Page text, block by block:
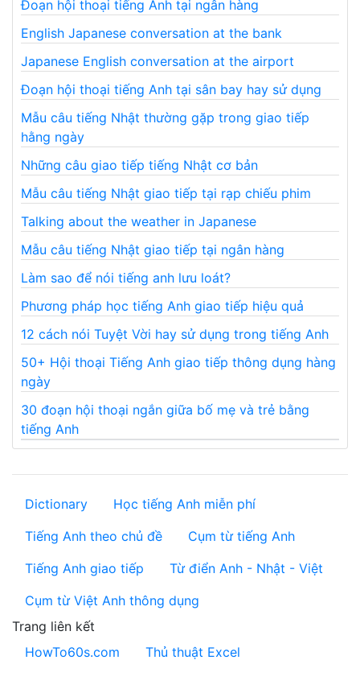
Đoạn hội thoại tiếng Anh tại ngân hàng
English Japanese conversation at the bank
Japanese English conversation at the airport
Đoạn hội thoại tiếng Anh tại sân bay hay sử dụng
Mẫu câu tiếng Nhật thường gặp trong giao tiếp
hằng ngày
Những câu giao tiếp tiếng Nhật cơ bản
Mẫu câu tiếng Nhật giao tiếp tại rạp chiếu phim
Talking about the weather in Japanese
Mẫu câu tiếng Nhật giao tiếp tại ngân hàng
Làm sao để nói tiếng anh lưu loát?
Phương pháp học tiếng Anh giao tiếp hiệu quả
12 cách nói Tuyệt Vời hay sử dụng trong tiếng Anh
50+ Hội thoại Tiếng Anh giao tiếp thông dụng hàng
ngày
30 đoạn hội thoại ngắn giữa bố mẹ và trẻ bằng
tiếng Anh
Dictionary
Học tiếng Anh miễn phí
Tiếng Anh theo chủ đề
Cụm từ tiếng Anh
Tiếng Anh giao tiếp
Từ điển Anh - Nhật - Việt
Cụm từ Việt Anh thông dụng
Trang liên kết
HowTo60s.com
Thủ thuật Excel